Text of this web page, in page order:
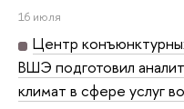
16 июля
Центр
ВШЭ подготовил
климат в сфере услуг